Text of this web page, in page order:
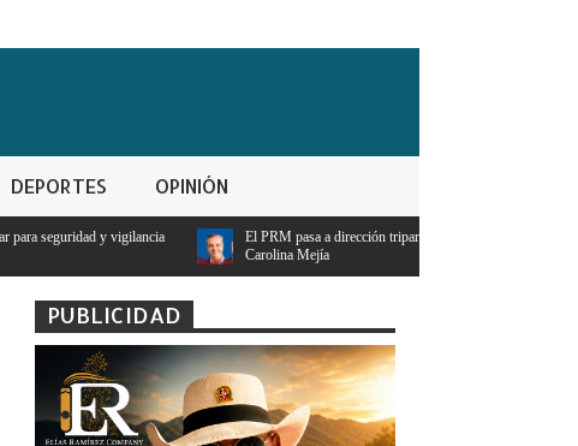
DEPORTES OPINIÓN
El PRM pasa a dirección tripartita masculina y deja atrás el liderazgo femenino de
PUBLICIDAD